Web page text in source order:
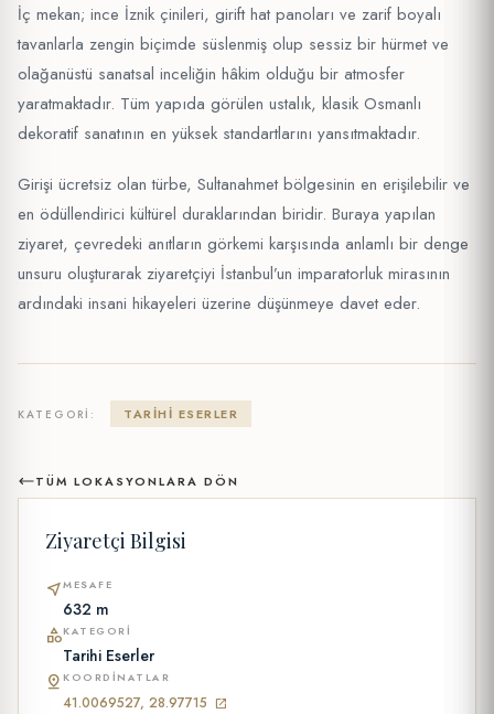
İç mekan; ince İznik çinileri, girift hat panoları ve zarif boyalı
tavanlarla zengin biçimde süslenmiş olup sessiz bir hürmet ve
olağanüstü sanatsal inceliğin hâkim olduğu bir atmosfer
yaratmaktadır. Tüm yapıda görülen ustalık, klasik Osmanlı
dekoratif sanatının en yüksek standartlarını yansıtmaktadır.
Girişi ücretsiz olan türbe, Sultanahmet bölgesinin en erişilebilir ve
en ödüllendirici kültürel duraklarından biridir. Buraya yapılan
ziyaret, çevredeki anıtların görkemi karşısında anlamlı bir denge
unsuru oluşturarak ziyaretçiyi İstanbul’un imparatorluk mirasının
ardındaki insani hikayeleri üzerine düşünmeye davet eder.
KATEGORI: TARIHI ESERLER
TÜM LOKASYONLARA DÖN
Ziyaretçi Bilgisi
near_meMESAFE
632 m
categoryKATEGORI
Tarihi Eserler
pin_drop KOORDINATLAR
41.0069527, 28.97715 open_in_new